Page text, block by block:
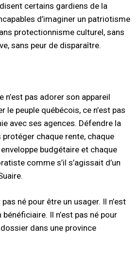
certains gardiens de la
d’imaginer un patriotisme
protectionnisme culturel, sans
sans peur de disparaître.
n’est pas adorer son appareil
le peuple québécois, ce n’est pas
avec ses agences. Défendre la
protéger chaque rente, chaque
budgétaire et chaque
comme s’il s’agissait d’un
pas né pour être un usager. Il n’est
Il n’est pas né pour
dans une province